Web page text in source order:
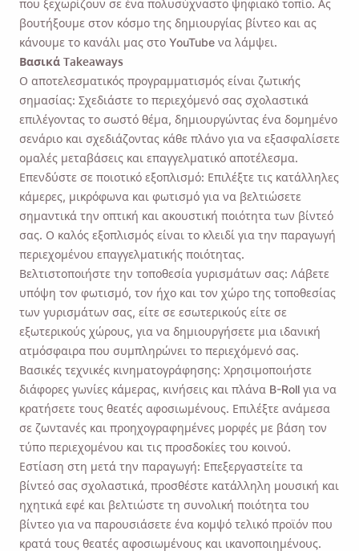
που ξεχωρίζουν σε ένα πολυσύχναστο ψηφιακό τοπίο. Ας
βουτήξουμε στον κόσμο της δημιουργίας βίντεο και ας
κάνουμε το κανάλι μας στο YouTube να λάμψει.
Βασικά Takeaways
Ο αποτελεσματικός προγραμματισμός είναι ζωτικής
σημασίας: Σχεδιάστε το περιεχόμενό σας σχολαστικά
επιλέγοντας το σωστό θέμα, δημιουργώντας ένα δομημένο
σενάριο και σχεδιάζοντας κάθε πλάνο για να εξασφαλίσετε
ομαλές μεταβάσεις και επαγγελματικό αποτέλεσμα.
Επενδύστε σε ποιοτικό εξοπλισμό: Επιλέξτε τις κατάλληλες
κάμερες, μικρόφωνα και φωτισμό για να βελτιώσετε
σημαντικά την οπτική και ακουστική ποιότητα των βίντεό
σας. Ο καλός εξοπλισμός είναι το κλειδί για την παραγωγή
περιεχομένου επαγγελματικής ποιότητας.
Βελτιστοποιήστε την τοποθεσία γυρισμάτων σας: Λάβετε
υπόψη τον φωτισμό, τον ήχο και τον χώρο της τοποθεσίας
των γυρισμάτων σας, είτε σε εσωτερικούς είτε σε
εξωτερικούς χώρους, για να δημιουργήσετε μια ιδανική
ατμόσφαιρα που συμπληρώνει το περιεχόμενό σας.
Βασικές τεχνικές κινηματογράφησης: Χρησιμοποιήστε
διάφορες γωνίες κάμερας, κινήσεις και πλάνα B-Roll για να
κρατήσετε τους θεατές αφοσιωμένους. Επιλέξτε ανάμεσα
σε ζωντανές και προηχογραφημένες μορφές με βάση τον
τύπο περιεχομένου και τις προσδοκίες του κοινού.
Εστίαση στη μετά την παραγωγή: Επεξεργαστείτε τα
βίντεό σας σχολαστικά, προσθέστε κατάλληλη μουσική και
ηχητικά εφέ και βελτιώστε τη συνολική ποιότητα του
βίντεο για να παρουσιάσετε ένα κομψό τελικό προϊόν που
κρατά τους θεατές αφοσιωμένους και ικανοποιημένους.